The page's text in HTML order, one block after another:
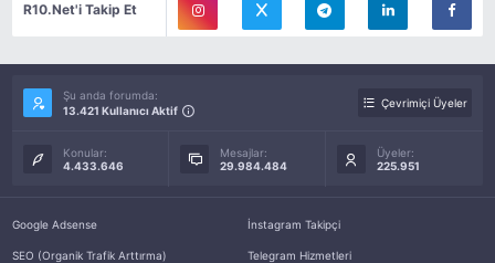
R10.Net'i Takip Et
Şu anda forumda:
13.421 Kullanıcı Aktif
Çevrimiçi Üyeler
Konular:
4.433.646
Mesajlar:
29.984.484
Üyeler:
225.951
Google Adsense
SEO (Organik Trafik Arttırma)
İnstagram Takipçi
Telegram Hizmetleri